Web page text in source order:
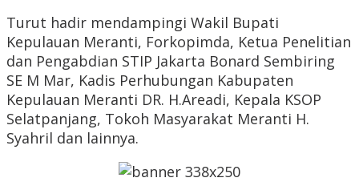
Turut hadir mendampingi Wakil Bupati
Kepulauan Meranti, Forkopimda, Ketua Penelitian
dan Pengabdian STIP Jakarta Bonard Sembiring
SE M Mar, Kadis Perhubungan Kabupaten
Kepulauan Meranti DR. H.Areadi, Kepala KSOP
Selatpanjang, Tokoh Masyarakat Meranti H.
Syahril dan lainnya.